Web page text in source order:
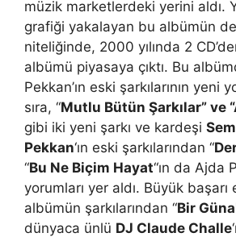
müzik marketlerdeki yerini aldı.
grafiği yakalayan bu albümün
niteliğinde, 2000 yılında 2
albümü piyasaya çıktı. Bu
Pekkan’ın eski şarkılarının yeni
sıra, “Mutlu Bütün Şarkılar” ve
gibi iki yeni şarkı ve kardeşi
Pekkan‘ın eski şarkılarından “
“Bu Ne Biçim Hayat“ın da Ajda
yorumları yer aldı. Büyük
albümün şarkılarından “Bir
dünyaca ünlü DJ Claude Challe